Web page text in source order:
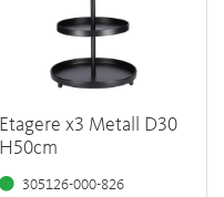
Etagere x3 Metall D30
H50cm
305126-000-826